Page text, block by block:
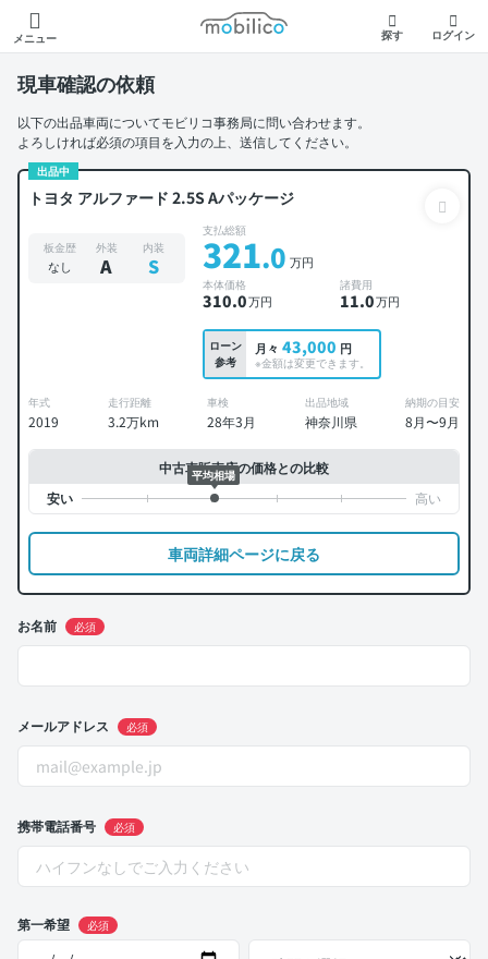
メニュー
モビリコ
探す ログイン
現車確認の依頼
以下の出品車両についてモビリコ事務局に問い合わせます。
よろしければ必須の項目を入力の上、送信してください。
出品中
トヨタ アルファード 2.5S Aパッケージ
板金歴
なし
外装
A
内装
S
支払総額
321.0 万円
本体価格
310.0万円
諸費用
11.0万円
ローン
参考
月々 43,000 円
※金額は変更できます。
年式
2019
走行距離
3.2万km
車検
28年3月
出品地域
神奈川県
納期の目安
8月〜9月
中古車販売店の価格との比較
平均相場
車両詳細ページに戻る
お名前 必須
メールアドレス 必須
携帯電話番号 必須
第一希望 必須